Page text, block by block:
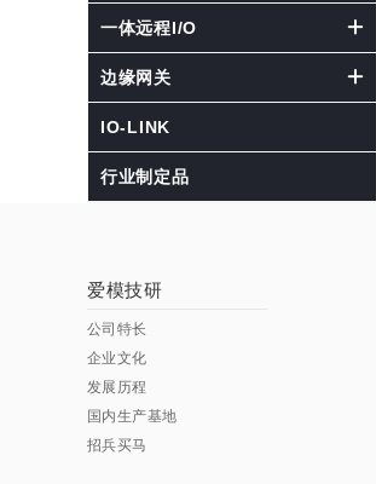
一体远程I/O
边缘网关
IO-LINK
行业制定品
爱模技研
公司特长
企业文化
发展历程
国内生产基地
招兵买马